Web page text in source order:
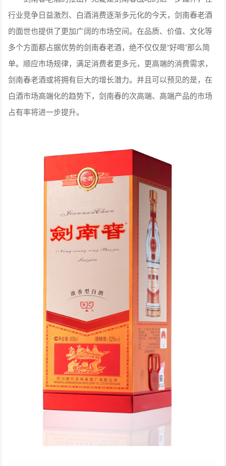
行业竞争日益激烈、白酒消费逐渐多元化的今天，剑南春老酒
的面世也提供了更加广阔的市场空间。在品质、价值、文化等
多个方面都占据优势的剑南春老酒，绝不仅仅是“好喝”那么简
单。顺应市场规律，满足消费者更多元，更高端的消费需求，
剑南春老酒或将拥有巨大的增长潜力。并且可以预见的是，在
白酒市场高端化的趋势下，剑南春的次高端、高端产品的市场
占有率将进一步提升。